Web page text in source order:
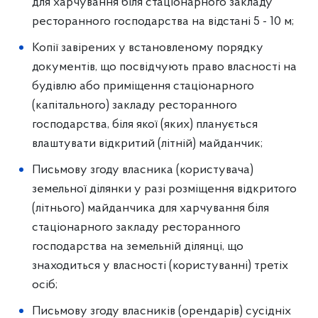
ресторанного господарства на відстані 5 - 10 м;
Копії завірених у встановленому порядку
документів, що посвідчують право власності на
будівлю або приміщення стаціонарного
(капітального) закладу ресторанного
господарства, біля якої (яких) планується
влаштувати відкритий (літній) майданчик;
Письмову згоду власника (користувача)
земельної ділянки у разі розміщення відкритого
(літнього) майданчика для харчування біля
стаціонарного закладу ресторанного
господарства на земельній ділянці, що
знаходиться у власності (користуванні) третіх
осіб;
Письмову згоду власників (орендарів) сусідніх